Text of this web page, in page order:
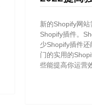
新的Shopify网
Shopify插件。
少Shopify插件
门的实用的
些能提高你运营